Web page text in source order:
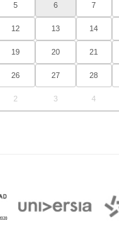
5 6 7
12 13 14
19 20 21
26 27 28
2 3 4